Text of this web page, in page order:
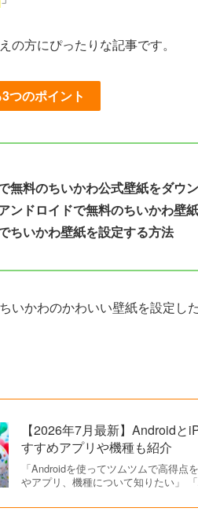
の方にぴったりな記事です。
つのポイント
無料のちいかわ公式壁紙をダウ
ンドロイドで無料のちいかわ壁
ちいかわ壁紙を設定する方法
いかわのかわいい壁紙を設定し
【2026年7月最新】Android
すすめアプリや機種も紹介
「Androidを使ってツムツムで高得
やアプリ、機種について知りたい」